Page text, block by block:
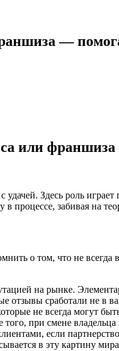
—
или
удачей. Здесь роль
процессе, забивая на
о том, что не всегда
на рынке.
отзывы сработали не
не всегда могут
при смене
если
в эту картину